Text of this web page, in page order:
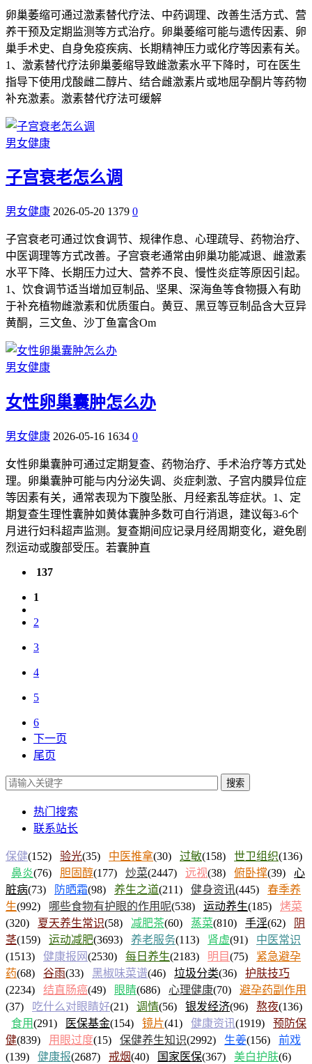
卵巢萎缩可通过激素替代疗法、中药调理、改善生活方式、营
养干预及定期监测等方式治疗。卵巢萎缩可能与遗传因素、卵
巢手术史、自身免疫疾病、长期精神压力或化疗等因素有关。
1、激素替代疗法卵巢萎缩导致雌激素水平下降时，可在医生
指导下使用戊酸雌二醇片、结合雌激素片或地屈孕酮片等药物
补充激素。激素替代疗法可缓解
男女健康
子宫衰老怎么调
男女健康 2026-05-20 1379 0
子宫衰老可通过饮食调节、规律作息、心理疏导、药物治疗、
中医调理等方式改善。子宫衰老通常由卵巢功能减退、雌激素
水平下降、长期压力过大、营养不良、慢性炎症等原因引起。
1、饮食调节适当增加豆制品、坚果、深海鱼等食物摄入有助
于补充植物雌激素和优质蛋白。黄豆、黑豆等豆制品含大豆异
黄酮，三文鱼、沙丁鱼富含Om
男女健康
女性卵巢囊肿怎么办
男女健康 2026-05-16 1634 0
女性卵巢囊肿可通过定期复查、药物治疗、手术治疗等方式处
理。卵巢囊肿可能与内分泌失调、炎症刺激、子宫内膜异位症
等因素有关，通常表现为下腹坠胀、月经紊乱等症状。1、定
期复查生理性囊肿如黄体囊肿多数可自行消退，建议每3-6个
月进行妇科超声监测。复查期间应记录月经周期变化，避免剧
烈运动或腹部受压。若囊肿直
137
1
2
3
4
5
6
下一页
尾页
搜索
热门搜索
联系站长
保健(152) 验光(35) 中医推拿(30) 过敏(158) 世卫组织(136)
鼻炎(76) 胆固醇(177) 炒菜(2447) 远视(38) 俯卧撑(39) 心
脏病(73) 防晒霜(98) 养生之道(211) 健身资讯(445) 春季养
生(992) 哪些食物有护眼的作用呢(538) 运动养生(185) 烤菜
(320) 夏天养生常识(58) 减肥茶(60) 蒸菜(810) 手淫(62)
阴
茎(159) 运动减肥(3693) 养老服务(113) 肾虚(91) 中医常识
(1513) 健康报网(2530) 每日养生(2183) 明目 (75) 紧急避孕
药(68) 谷雨(33) 黑椒味菜谱(46) 垃圾分类(36) 护肤技巧
(2234) 结直肠癌(49) 眼睛(686) 心理健康(70) 避孕药副作用
(37)
吃什么对眼睛好(21) 调情(56) 银发经济(96) 熬夜(136)
食用(291) 医保基金(154) 镜片(41) 健康资讯(1919) 预防保
健(839) 用眼过度(15) 保健养生知识(2992) 生姜(156) 前戏
(139) 健康报(2687) 戒烟(40) 国家医保(367) 美白护肤(6)